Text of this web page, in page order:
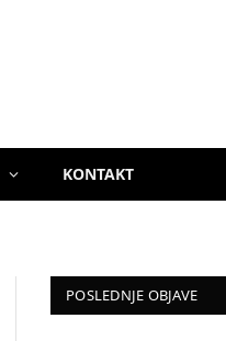
KONTAKT
POSLEDNJE OBJAVE